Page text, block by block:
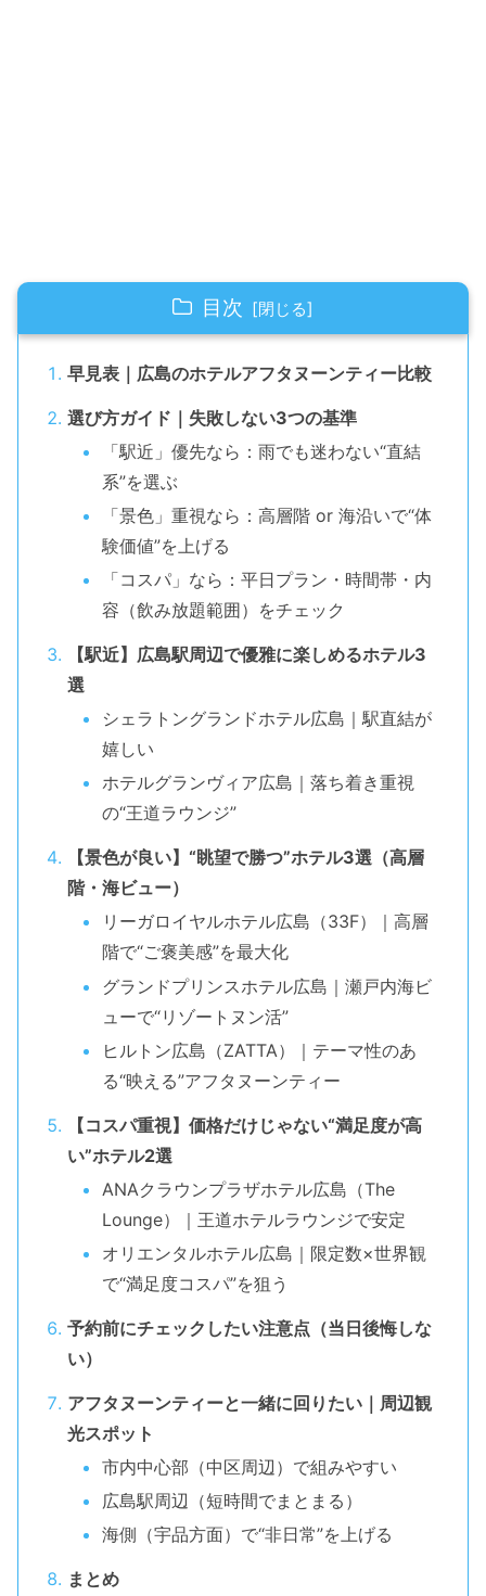
目次
早見表｜広島のホテルアフタヌーンティー比較
選び方ガイド｜失敗しない3つの基準
「駅近」優先なら：雨でも迷わない“直結
系”を選ぶ
「景色」重視なら：高層階 or 海沿いで“体
験価値”を上げる
「コスパ」なら：平日プラン・時間帯・内
容（飲み放題範囲）をチェック
【駅近】広島駅周辺で優雅に楽しめるホテル3
選
シェラトングランドホテル広島｜駅直結が
嬉しい
ホテルグランヴィア広島｜落ち着き重視
の“王道ラウンジ”
【景色が良い】“眺望で勝つ”ホテル3選（高層
階・海ビュー）
リーガロイヤルホテル広島（33F）｜高層
階で“ご褒美感”を最大化
グランドプリンスホテル広島｜瀬戸内海ビ
ューで“リゾートヌン活”
ヒルトン広島（ZATTA）｜テーマ性のあ
る“映える”アフタヌーンティー
【コスパ重視】価格だけじゃない“満足度が高
い”ホテル2選
ANAクラウンプラザホテル広島（The
Lounge）｜王道ホテルラウンジで安定
オリエンタルホテル広島｜限定数×世界観
で“満足度コスパ”を狙う
予約前にチェックしたい注意点（当日後悔しな
い）
アフタヌーンティーと一緒に回りたい｜周辺観
光スポット
市内中心部（中区周辺）で組みやすい
広島駅周辺（短時間でまとまる）
海側（宇品方面）で“非日常”を上げる
まとめ